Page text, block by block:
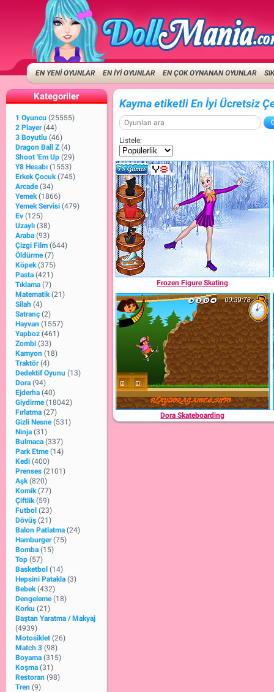
EN YENİ OYUNLAR EN İYİ OYUNLAR EN ÇOK OYNANAN OYUNLAR
Kategoriler
1 Oyuncu (25555)
2 Player (44)
3 Boyutlu (46)
Dragon Ball Z (4)
Shoot 'Em Up (29)
Y8 Hesabı (1553)
Erkek Çocuk (745)
Arcade (34)
Yemek (1866)
Yemek Servisi (479)
Ev (125)
Uzaylı (38)
Araba (93)
Çizgi Film (644)
Öldürme (7)
Köpek (375)
Pasta (421)
Tıklama (7)
Matematik (21)
Silah (4)
Satranç (2)
Hayvan (1557)
Yapboz (461)
Zombi (33)
Kamyon (18)
Traktör (4)
Dedektif Oyunu (13)
Dora (94)
Ejderha (40)
Giydirme (18042)
Fırlatma (27)
Gizli Nesne (531)
Ninja (31)
Bulmaca (337)
Park Etme (14)
Kedi (400)
Prenses (2101)
Aşk (820)
Komik (77)
Çiftlik (59)
Futbol (23)
Dövüş (21)
Balon Patlatma (24)
Hamburger (75)
Bomba (15)
Top (57)
Basketbol (14)
Hepsini Patakla (3)
Bebek (432)
Dengeleme (18)
Korku (21)
Baştan Yaratma / Makyaj
(4939)
Motosiklet (26)
Match 3 (98)
Boyama (315)
Koşma (31)
Restoran (98)
Tren (9)
Kayma etiketli En İyi Ücretsiz
Listele:
Frozen Figure Skating
Dora Skateboarding